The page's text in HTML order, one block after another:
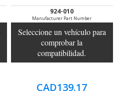
924-010
Manufacturer Part Number
Seleccione un vehículo para
comprobar la
compatibilidad.
CAD139.17